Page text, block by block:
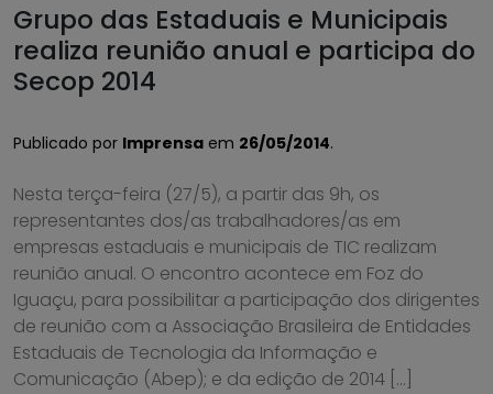
Grupo das Estaduais e Municipais
realiza reunião anual e participa do
Secop 2014
Publicado por Imprensa em 26/05/2014.
Nesta terça-feira (27/5), a partir das 9h, os
representantes dos/as trabalhadores/as em
empresas estaduais e municipais de TIC realizam
reunião anual. O encontro acontece em Foz do
Iguaçu, para possibilitar a participação dos dirigentes
de reunião com a Associação Brasileira de Entidades
Estaduais de Tecnologia da Informação e
Comunicação (Abep); e da edição de 2014 […]